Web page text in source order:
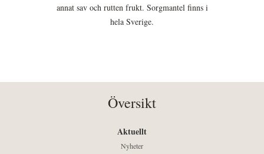
annat sav och rutten frukt. Sorgmantel finns i
hela Sverige.
Översikt
Aktuellt
Nyheter